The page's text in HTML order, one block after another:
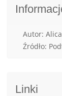
Autor:
Źródło:
Linki